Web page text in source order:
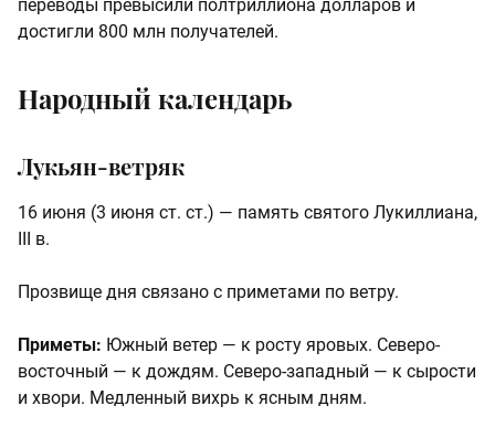
переводы превысили полтриллиона долларов и
достигли 800 млн получателей.
Народный календарь
Лукьян-ветряк
16 июня (3 июня ст. ст.) — память святого Лукиллиана,
III в.
Прозвище дня связано с приметами по ветру.
Приметы: Южный ветер — к росту яровых. Северо-
восточный — к дождям. Северо-западный — к сырости
и хвори. Медленный вихрь к ясным дням.